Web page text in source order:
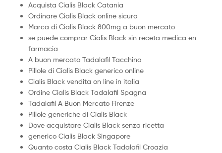
Acquista Cialis Black Catania
Ordinare Cialis Black online sicuro
Marca di Cialis Black 800mg a buon mercato
se puede comprar Cialis Black sin receta medica en
farmacia
A buon mercato Tadalafil Tacchino
Pillole di Cialis Black generico online
Cialis Black vendita on line in italia
Ordine Cialis Black Tadalafil Spagna
Tadalafil A Buon Mercato Firenze
Pillole generiche di Cialis Black
Dove acquistare Cialis Black senza ricetta
generico Cialis Black Singapore
Quanto costa Cialis Black Tadalafil Croazia